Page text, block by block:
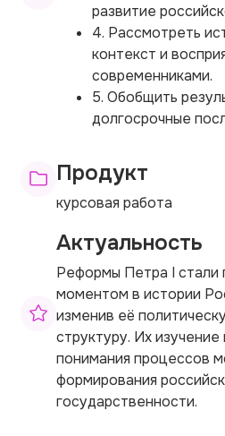
развитие
4. Рассмотреть
контекст и
современниками.
5. Обобщить
долгосрочные
Продукт
курсовая работа
Актуальность
Реформы Петра I стали
моментом в истории
изменив её
структуру. Их
понимания процессов
формирования
государственности.